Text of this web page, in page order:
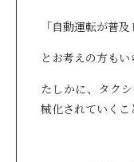
「自動運転が普
とお考えの方もい
たしかに、タク
械化されていくこ